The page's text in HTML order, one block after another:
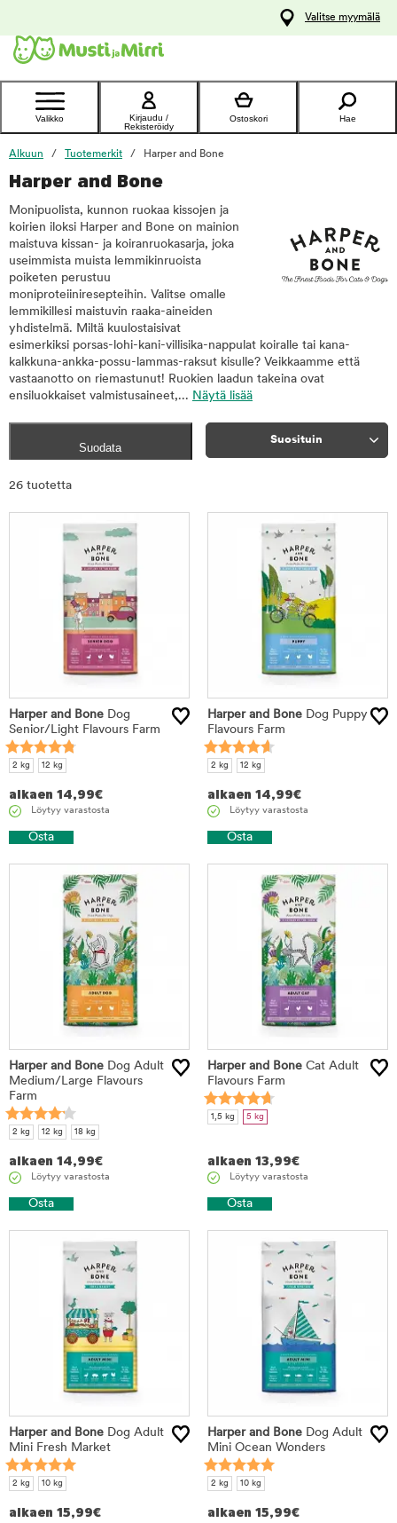
Ota yhteyttä
asiakaspalveluun
Valitse myymälä
Valikko
Kirjaudu /
Rekisteröidy
Ostoskori Hae
Alkuun Tuotemerkit Harper and Bone
Harper and Bone
Monipuolista, kunnon ruokaa kissojen ja
koirien iloksi Harper and Bone on mainion
maistuva kissan- ja koiranruokasarja, joka
useimmista muista lemmikinruoista
poiketen perustuu
moniproteiiniresepteihin. Valitse omalle
lemmikillesi maistuvin raaka-aineiden
yhdistelmä. Miltä kuulostaisivat
esimerkiksi porsas-lohi-kani-villisika-nappulat koiralle tai kana-
kalkkuna-ankka-possu-lammas-raksut kisulle? Veikkaamme että
vastaanotto on riemastunut! Ruokien laadun takeina ovat
ensiluokkaiset valmistusaineet,... Näytä lisää
Suodata
Suosituin
26 tuotetta
Harper and Bone Dog
Senior/Light Flavours Farm
2 kg 12 kg
alkaen 14,99€
Löytyy varastosta
Osta
Harper and Bone Dog Puppy
Flavours Farm
2 kg 12 kg
alkaen 14,99€
Löytyy varastosta
Osta
Harper and Bone Dog Adult
Medium/Large Flavours
Farm
2 kg 12 kg 18 kg
alkaen 14,99€
Löytyy varastosta
Osta
Harper and Bone Cat Adult
Flavours Farm
1,5 kg 5 kg
alkaen 13,99€
Löytyy varastosta
Osta
Harper and Bone Dog Adult
Mini Fresh Market
2 kg 10 kg
alkaen 15,99€
Harper and Bone Dog Adult
Mini Ocean Wonders
2 kg 10 kg
alkaen 15,99€